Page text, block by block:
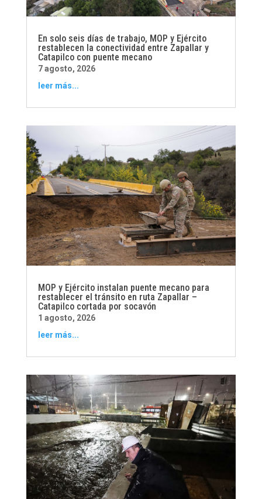
En solo seis días de trabajo, MOP y Ejército
restablecen la conectividad entre Zapallar y
Catapilco con puente mecano
7 agosto, 2026
leer más...
MOP y Ejército instalan puente mecano para
restablecer el tránsito en ruta Zapallar –
Catapilco cortada por socavón
1 agosto, 2026
leer más...